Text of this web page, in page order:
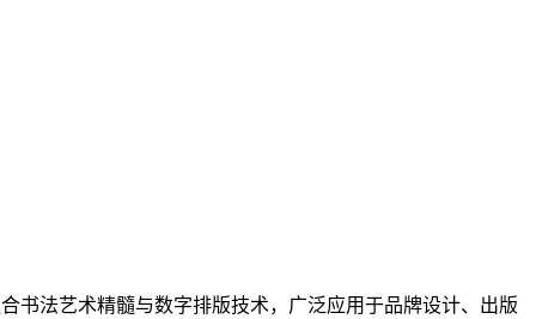
书法艺术精髓与数字排版技术，广泛应用于品牌设计、出版